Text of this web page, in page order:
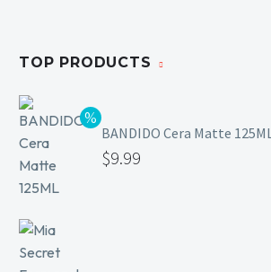
TOP PRODUCTS
BANDIDO Cera Matte 125ML
$9.99